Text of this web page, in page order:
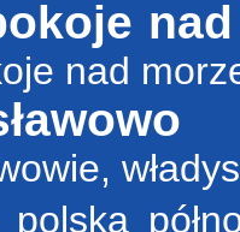
nad
polska